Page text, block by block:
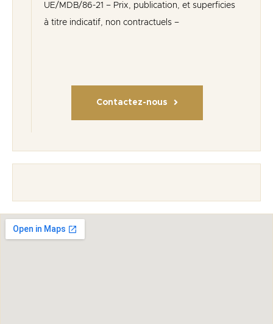
UE/MDB/86-21 – Prix, publication, et superficies
à titre indicatif, non contractuels –
Contactez-nous